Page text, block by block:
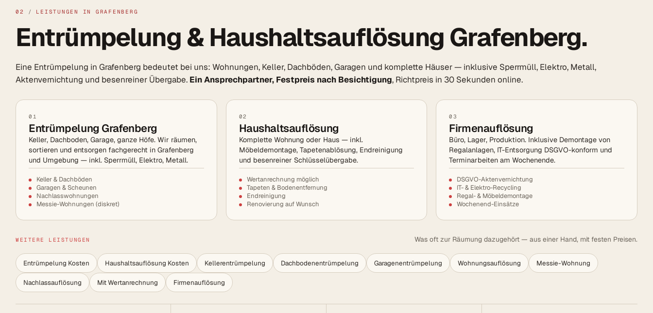
02 / LEISTUNGEN IN GRAFENBERG
Entrümpelung & Haushaltsauflösung Grafenberg.
Eine Entrümpelung in Grafenberg bedeutet bei uns: Wohnungen, Keller, Dachböden, Garagen und komplette Häuser — inklusive Sperrmüll, Elektro, Metall,
Aktenvernichtung und besenreiner Übergabe. Ein Ansprechpartner, Festpreis nach Besichtigung, Richtpreis in 30 Sekunden online.
01
Entrümpelung Grafenberg
Keller, Dachboden, Garage, ganze Höfe. Wir räumen,
sortieren und entsorgen fachgerecht in Grafenberg
und Umgebung — inkl. Sperrmüll, Elektro, Metall.
Keller & Dachböden
Garagen & Scheunen
Nachlasswohnungen
Messie-Wohnungen (diskret)
02
Haushaltsauflösung
Komplette Wohnung oder Haus — inkl.
Möbeldemontage, Tapetenablösung, Endreinigung
und besenreiner Schlüsselübergabe.
Wertanrechnung möglich
Tapeten & Bodenentfernung
Endreinigung
Renovierung auf Wunsch
03
Firmenauflösung
Büro, Lager, Produktion. Inklusive Demontage von
Regalanlagen, IT-Entsorgung DSGVO-konform und
Terminarbeiten am Wochenende.
DSGVO-Aktenvernichtung
IT- & Elektro-Recycling
Regal- & Möbeldemontage
Wochenend-Einsätze
WEITERE LEISTUNGEN Was oft zur Räumung dazugehört — aus einer Hand, mit festen Preisen.
Entrümpelung Kosten Haushaltsauflösung Kosten Kellerentrümpelung Dachbodenentrümpelung Garagenentrümpelung Wohnungsauflösung Messie-Wohnung
Nachlassauflösung Mit Wertanrechnung Firmenauflösung